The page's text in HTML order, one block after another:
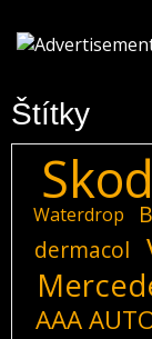
Štítky
Waterdrop
dermacol
AAA